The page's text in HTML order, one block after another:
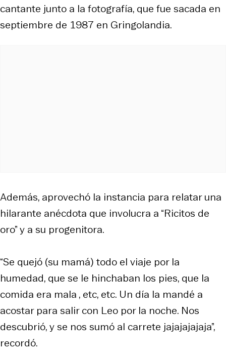
cantante junto a la fotografía, que fue sacada en
septiembre de 1987 en Gringolandia.
Además, aprovechó la instancia para relatar una
hilarante anécdota que involucra a “Ricitos de
oro” y a su progenitora.
“Se quejó (su mamá) todo el viaje por la
humedad, que se le hinchaban los pies, que la
comida era mala , etc, etc. Un día la mandé a
acostar para salir con Leo por la noche. Nos
descubrió, y se nos sumó al carrete jajajajajaja”,
recordó.